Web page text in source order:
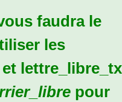
faudra le
les
et
pour